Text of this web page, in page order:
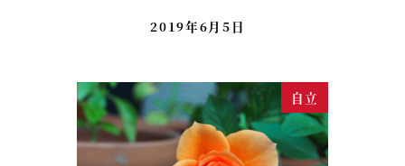
2019年6月5日
自立